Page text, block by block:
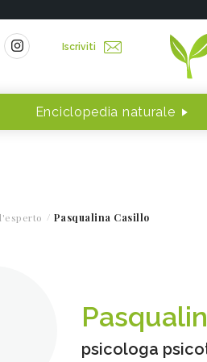
Iscriviti
Enciclopedia naturale
Pasqualina Casillo
psicologa